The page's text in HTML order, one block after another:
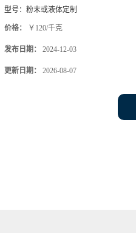
型号： 粉末或液体定制
价格： ￥120/千克
发布日期： 2024-12-03
更新日期： 2026-08-07